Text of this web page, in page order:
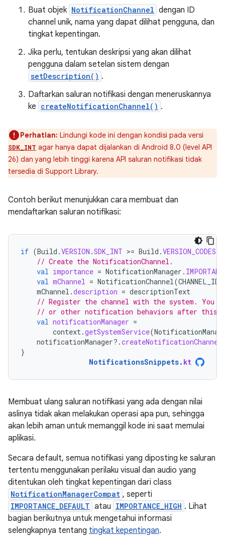
Buat objek NotificationChannel dengan ID
channel unik, nama yang dapat dilihat pengguna, dan
tingkat kepentingan.
Jika perlu, tentukan deskripsi yang akan dilihat
pengguna dalam setelan sistem dengan
setDescription() .
Daftarkan saluran notifikasi dengan meneruskannya
ke createNotificationChannel() .
Perhatian: Lindungi kode ini dengan kondisi pada versi
SDK_INT agar hanya dapat dijalankan di Android 8.0 (level API
26) dan yang lebih tinggi karena API saluran notifikasi tidak
tersedia di Support Library.
Contoh berikut menunjukkan cara membuat dan
mendaftarkan saluran notifikasi:
if (Build .VERSION .SDK_INT >= Build .VERSION_CODES
// Create the NotificationChannel.
val importance = NotificationManager .
val mChannel = NotificationChannel(CHANNEL_ID
mChannel .description = descriptionText
// Register the channel with the system. You
// or other notification behaviors after this.
val notificationManager =
context.getSystemService(
notificationManager?.createNotificationChannel
}
NotificationsSnippets. kt
Membuat ulang saluran notifikasi yang ada dengan nilai
aslinya tidak akan melakukan operasi apa pun, sehingga
akan lebih aman untuk memanggil kode ini saat memulai
aplikasi.
Secara default, semua notifikasi yang diposting ke saluran
tertentu menggunakan perilaku visual dan audio yang
ditentukan oleh tingkat kepentingan dari class
NotificationManagerCompat , seperti
IMPORTANCE_DEFAULT atau IMPORTANCE_HIGH . Lihat
bagian berikutnya untuk mengetahui informasi
selengkapnya tentang tingkat kepentingan.